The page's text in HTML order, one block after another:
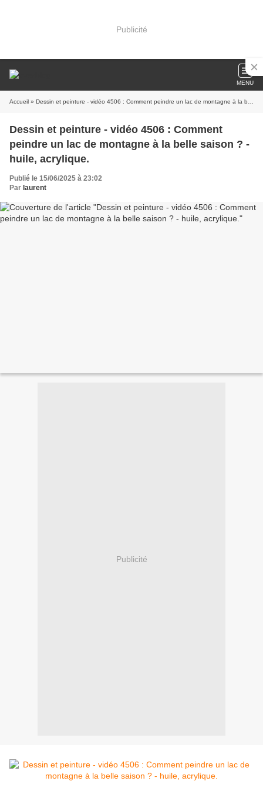
Publicité
MENU
Accueil » Dessin et peinture - vidéo 4506 : Comment peindre un lac de montagne à la belle saison ? - huile, acrylique.
Dessin et peinture - vidéo 4506 : Comment
peindre un lac de montagne à la belle saison ? -
huile, acrylique.
Publié le 15/06/2025 à 23:02
Par laurent
Publicité